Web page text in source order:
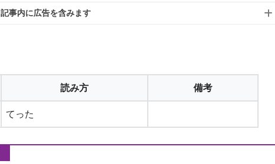
記事内に広告を含みます
読み方 備考
てった